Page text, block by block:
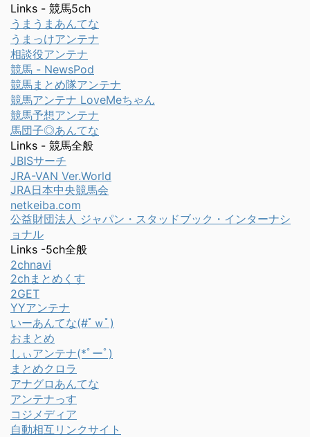
Links - 競馬5ch
うまうまあんてな
うまっけアンテナ
相談役アンテナ
競馬 - NewsPod
競馬まとめ隊アンテナ
競馬アンテナ LoveMeちゃん
競馬予想アンテナ
馬団子◎あんてな
Links - 競馬全般
JBISサーチ
JRA-VAN Ver.World
JRA日本中央競馬会
netkeiba.com
公益財団法人 ジャパン・スタッドブック・インターナシ
ョナル
Links -5ch全般
2chnavi
2chまとめくす
2GET
YYアンテナ
いーあんてな(#ﾟｗﾟ)
おまとめ
しぃアンテナ(*ﾟーﾟ)
まとめクロラ
アナグロあんてな
アンテナっす
コジメディア
自動相互リンクサイト